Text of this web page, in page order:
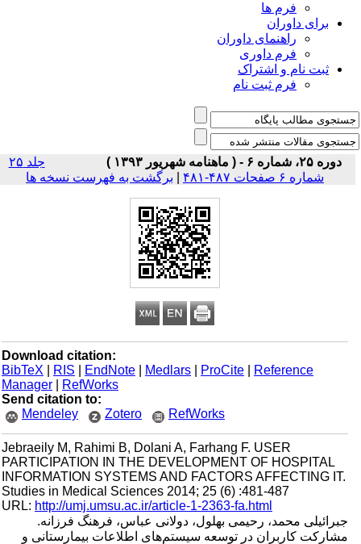
فرم ها
برای داوران
راهنمای داوران
فرم داوری
ثبت نام و اشتراک
فرم ثبت نام
دوره ۲۵، شماره ۶ - ( ماهنامه شهریور ۱۳۹۳ )
جلد ۲۵
شماره ۶ صفحات ۴۸۷-۴۸۱
| برگشت به فهرست نسخه ها
Download citation:
BibTeX
| RIS |EndNote |Medlars |ProCite |Reference
Manager
|RefWorks
Send citation to:
Mendeley
Zotero RefWorks
Jebraeily M, Rahimi B, Dolani A, Farhang F. USER
PARTICIPATION IN THE DEVELOPMENT OF HOSPITAL
INFORMATION SYSTEMS AND FACTORS AFFECTING IT.
Studies in Medical Sciences 2014; 25 (6) :481-487
URL:http://umj.umsu.ac.ir/article-1-2363-fa.html
جبرائیلی محمد، رحیمی بهلول، دولانی عباس، فرهنگ فرزانه.
مشارکت کاربران در توسعه سیستم‌های اطلاعات بیمارستانی و